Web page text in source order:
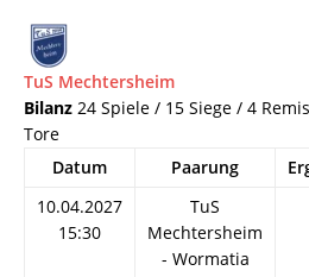
TuS Mechtersheim
Bilanz 24 Spiele / 15 Siege / 4
Tore
Datum
Paarung
10.04.2027
15:30
TuS
Mechtersheim
- Wormatia